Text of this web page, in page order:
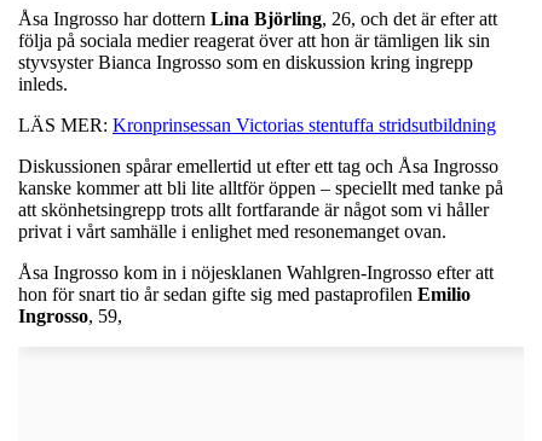
Åsa Ingrosso har dottern Lina Björling, 26, och det är efter att
följa på sociala medier reagerat över att hon är tämligen lik sin
styvsyster Bianca Ingrosso som en diskussion kring ingrepp
inleds.
LÄS MER: Kronprinsessan Victorias stentuffa stridsutbildning
Diskussionen spårar emellertid ut efter ett tag och Åsa Ingrosso
kanske kommer att bli lite alltför öppen – speciellt med tanke på
att skönhetsingrepp trots allt fortfarande är något som vi håller
privat i vårt samhälle i enlighet med resonemanget ovan.
Åsa Ingrosso kom in i nöjesklanen Wahlgren-Ingrosso efter att
hon för snart tio år sedan gifte sig med pastaprofilen Emilio
Ingrosso, 59,